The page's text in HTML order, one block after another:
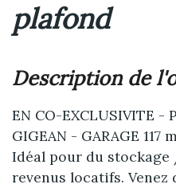
plafond
description de
EN CO-EXCLUSIVITE -
GIGEAN - GARAGE 117
Idéal pour du
revenus locatifs.